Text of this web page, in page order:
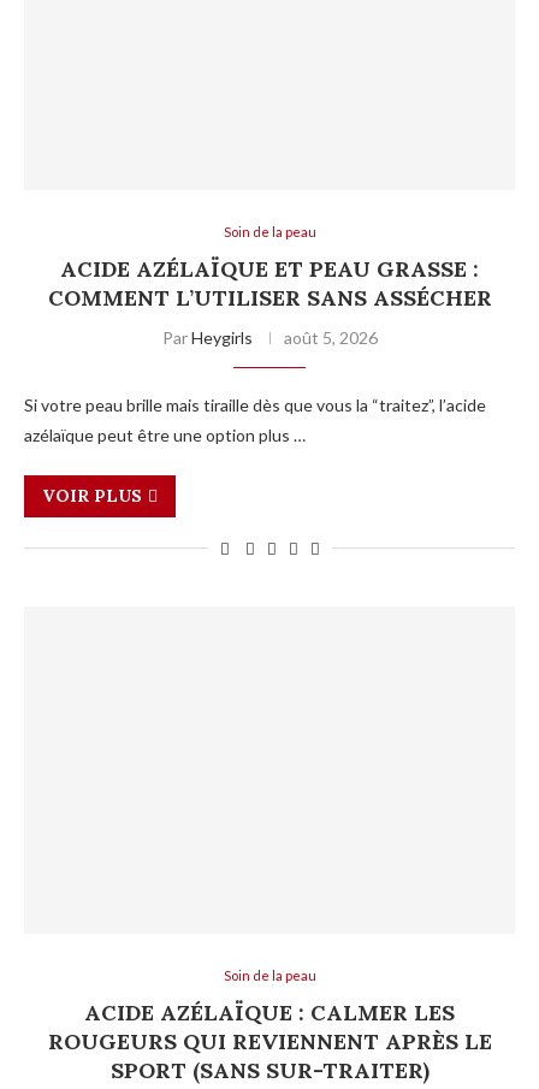
Soin de la peau
ACIDE AZÉLAÏQUE ET PEAU GRASSE :
COMMENT L’UTILISER SANS ASSÉCHER
ParHeygirls août 5, 2026
Si votre peau brille mais tiraille dès que vous la “traitez”, l’acide
azélaïque peut être une option plus …
VOIR PLUS
Soin de la peau
ACIDE AZÉLAÏQUE : CALMER LES
ROUGEURS QUI REVIENNENT APRÈS LE
SPORT (SANS SUR-TRAITER)